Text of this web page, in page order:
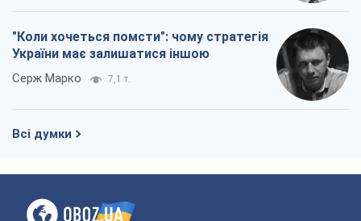
"Коли хочеться помсти": чому стратегія
України має залишатися іншою
Серж Марко 7,1 т.
Всі думки